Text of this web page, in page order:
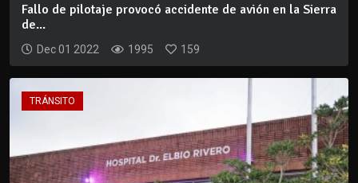
Fallo de pilotaje provocó accidente de avión en la Sierra
de...
Dec 01 2022 1995 159
TRÁNSITO